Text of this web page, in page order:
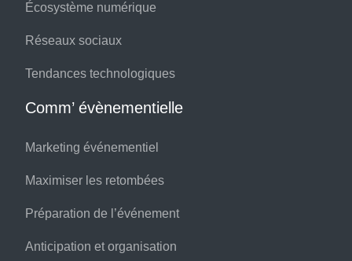
Écosystème numérique
Réseaux sociaux
Tendances technologiques
Comm’ évènementielle
Marketing événementiel
Maximiser les retombées
Préparation de l’événement
Anticipation et organisation